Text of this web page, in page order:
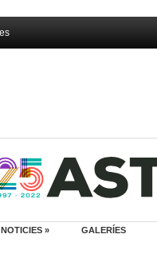
NOTICIES » GALERÍES